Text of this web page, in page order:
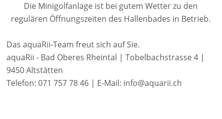
Die Minigolfanlage ist bei gutem Wetter zu den
regulären Öffnungszeiten des Hallenbades in Betrieb.
Das aquaRii-Team freut sich auf Sie.
aquaRii - Bad Oberes Rheintal | Tobelbachstrasse 4 |
9450 Altstätten
Telefon: 071 757 78 46 | E-Mail: info@aquarii.ch